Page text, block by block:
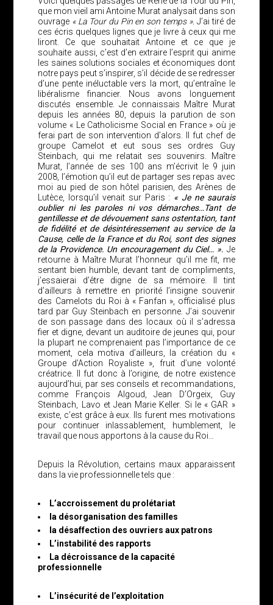
que mon vieil ami Antoine Murat analysait dans son
ouvrage « La Tour du Pin en son temps ». J’ai tiré de
ces écris quelques lignes que je livre à ceux qui me
liront. Ce que souhaitait Antoine et ce que je
souhaite aussi, c’est d’en extraire l’esprit qui anime
les saines solutions sociales et économiques dont
notre pays peut s’inspirer, s’il décide de se redresser
d’une pente inéluctable vers la mort, qu’entraîne le
libéralisme financier. Nous avons longuement
discutés ensemble. Je connaissais Maître Murat
depuis les années 80, depuis la parution de son
volume « Le Catholicisme Social en France » où je
ferai part de son intervention d’alors. Il fut chef de
groupe Camelot et eut sous ses ordres Guy
Steinbach, qui me relatait ses souvenirs. Maître
Murat, l’année de ses 100 ans m’écrivit le 9 juin
2008, l’émotion qu’il eut de partager ses repas avec
moi au pied de son hôtel parisien, des Arènes de
Lutèce, lorsqu’il venait sur Paris : « Je ne saurais
oublier ni les paroles ni vos démarches…Tant de
gentillesse et de dévouement sans ostentation, tant
de fidélité et de désintéressement au service de la
Cause, celle de la France et du Roi, sont des signes
de la Providence. Un encouragement du Ciel… ». Je
retourne à Maître Murat l’honneur qu’il me fit, me
sentant bien humble, devant tant de compliments,
j’essaierai d’être digne de sa mémoire. Il tint
d’ailleurs à remettre en priorité l’insigne souvenir
des Camelots du Roi à « Fanfan », officialisé plus
tard par Guy Steinbach en personne. J’ai souvenir
de son passage dans des locaux où il s’adressa
fier et digne, devant un auditoire de jeunes qui, pour
la plupart ne comprenaient pas l’importance de ce
moment, cela motiva d’ailleurs, la création du «
Groupe d’Action Royaliste », fruit d’une volonté
créatrice. Il fut donc à l’origine, de notre existence
aujourd’hui, par ses conseils et recommandations,
comme François Algoud, Jean D’Orgeix, Guy
Steinbach, Lavo et Jean Marie Keller. Si le « GAR »
existe, c’est grâce à eux. Ils furent mes motivations
pour continuer inlassablement, humblement, le
travail que nous apportons à la cause du Roi…
Depuis la Révolution, certains maux apparaissent
dans la vie professionnelle tels que :
L’accroissement du prolétariat
la désorganisation des familles
la désaffection des ouvriers aux patrons
L’instabilité des rapports
La décroissance de la capacité
professionnelle
L’insécurité de l’exploitation